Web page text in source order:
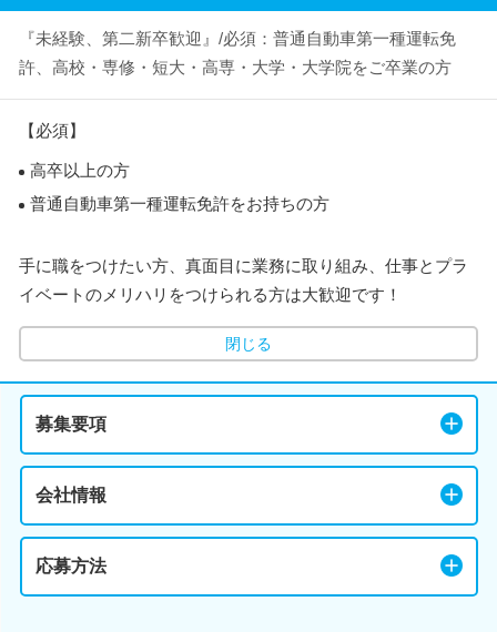
『未経験、第二新卒歓迎』/必須：普通自動車第一種運転免
許、高校・専修・短大・高専・大学・大学院をご卒業の方
【必須】
高卒以上の方
普通自動車第一種運転免許をお持ちの方
手に職をつけたい方、真面目に業務に取り組み、仕事とプラ
イベートのメリハリをつけられる方は大歓迎です！
閉じる
募集要項
会社情報
応募方法